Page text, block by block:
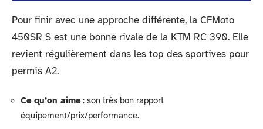
Pour finir avec une approche différente, la CFMoto
450SR S est une bonne rivale de la KTM RC 390. Elle
revient régulièrement dans les top des sportives pour
permis A2.
Ce qu’on aime: son très bon rapport
équipement/prix/performance.